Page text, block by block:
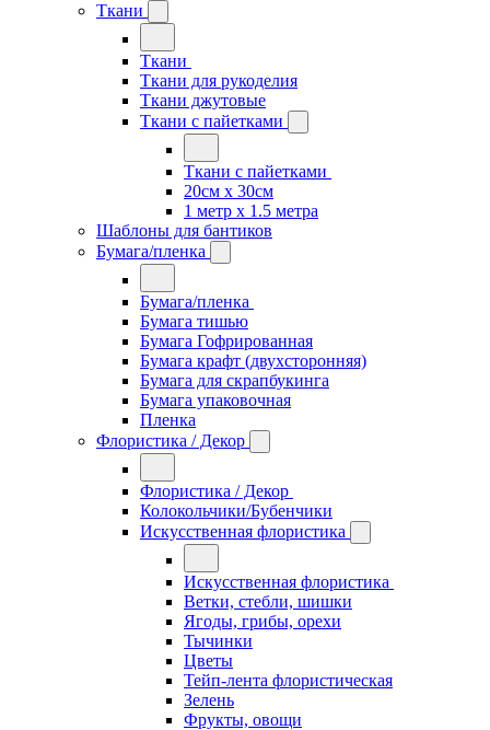
Ткани
Ткани
Ткани для рукоделия
Ткани джутовые
Ткани с пайетками
Ткани с пайетками
20см х 30см
1 метр х 1.5 метра
Шаблоны для бантиков
Бумага/пленка
Бумага/пленка
Бумага тишью
Бумага Гофрированная
Бумага крафт (двухсторонняя)
Бумага для скрапбукинга
Бумага упаковочная
Пленка
Флористика / Декор
Флористика / Декор
Колокольчики/Бубенчики
Искусственная флористика
Искусственная флористика
Ветки, стебли, шишки
Ягоды, грибы, орехи
Тычинки
Цветы
Тейп-лента флористическая
Зелень
Фрукты, овощи